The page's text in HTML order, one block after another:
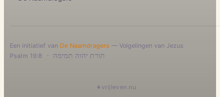
Een initiatief van De Naamdragers — Volgelingen van Jezus
תורת יהוה תמימה ·
Psalm 19:8
vrijleven.nu